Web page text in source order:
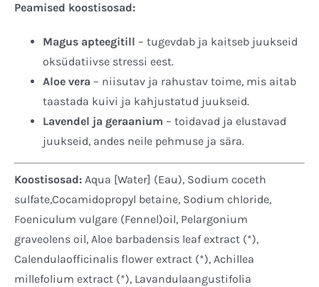
Peamised koostisosad:
Magus apteegitill – tugevdab ja kaitseb juukseid
oksüdatiivse stressi eest.
Aloe vera – niisutav ja rahustav toime, mis aitab
taastada kuivi ja kahjustatud juukseid.
Lavendel ja geraanium – toidavad ja elustavad
juukseid, andes neile pehmuse ja sära.
Koostisosad:Aqua [Water] (Eau), Sodium coceth
sulfate,Cocamidopropyl betaine, Sodium chloride,
Foeniculum vulgare (Fennel)oil, Pelargonium
graveolens oil, Aloe barbadensis leaf extract (*),
Calendulaofficinalis flower extract (*), Achillea
millefolium extract (*), Lavandulaangustifolia